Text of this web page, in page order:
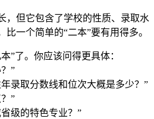
，但它包含了学校的性质、录取水
一个简单的“二本”要有用得多。
”了。你应该问得更具体：
”
录取分数线和位次大概是多少？”
”
级的特色专业？”